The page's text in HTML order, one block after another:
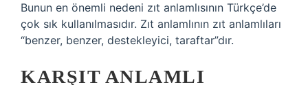
Bunun en önemli nedeni zıt anlamlısının Türkçe’de
çok sık kullanılmasıdır. Zıt anlamlının zıt anlamlıları
“benzer, benzer, destekleyici, taraftar”dır.
KARŞIT ANLAMLI